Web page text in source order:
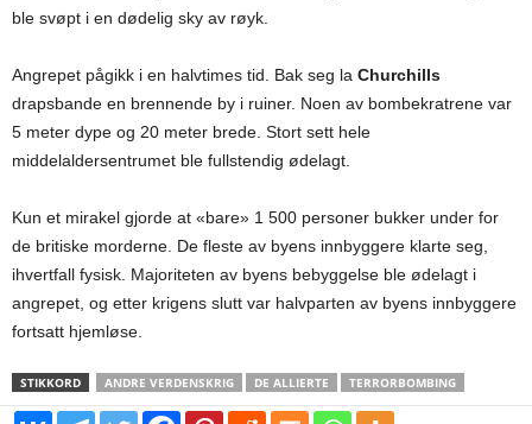
ble svøpt i en dødelig sky av røyk.
Angrepet pågikk i en halvtimes tid. Bak seg la Churchills
drapsbande en brennende by i ruiner. Noen av bombekratrene var
5 meter dype og 20 meter brede. Stort sett hele
middelaldersentrumet ble fullstendig ødelagt.
Kun et mirakel gjorde at «bare» 1 500 personer bukker under for
de britiske morderne. De fleste av byens innbyggere klarte seg,
ihvertfall fysisk. Majoriteten av byens bebyggelse ble ødelagt i
angrepet, og etter krigens slutt var halvparten av byens innbyggere
fortsatt hjemløse.
STIKKORD ANDRE VERDENSKRIG DE ALLIERTE TERRORBOMBING